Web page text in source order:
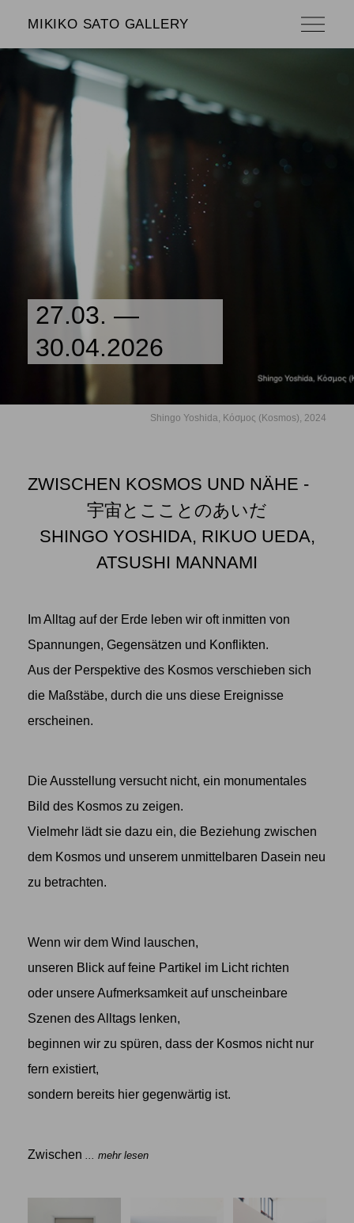
MIKIKO SATO GALLERY
27.03. —
30.04.2026
Shingo Yoshida, Kόσμος (Kosmos), 2024
ZWISCHEN KOSMOS UND NÄHE -
宇宙とこことのあいだ
SHINGO YOSHIDA, RIKUO UEDA,
ATSUSHI MANNAMI
Im Alltag auf der Erde leben wir oft inmitten von
Spannungen, Gegensätzen und Konflikten.
Aus der Perspektive des Kosmos verschieben sich
die Maßstäbe, durch die uns diese Ereignisse
erscheinen.
Die Ausstellung versucht nicht, ein monumentales
Bild des Kosmos zu zeigen.
Vielmehr lädt sie dazu ein, die Beziehung zwischen
dem Kosmos und unserem unmittelbaren Dasein neu
zu betrachten.
Wenn wir dem Wind lauschen,
unseren Blick auf feine Partikel im Licht richten
oder unsere Aufmerksamkeit auf unscheinbare
Szenen des Alltags lenken,
beginnen wir zu spüren, dass der Kosmos nicht nur
fern existiert,
sondern bereits hier gegenwärtig ist.
Zwischen ... mehr lesen